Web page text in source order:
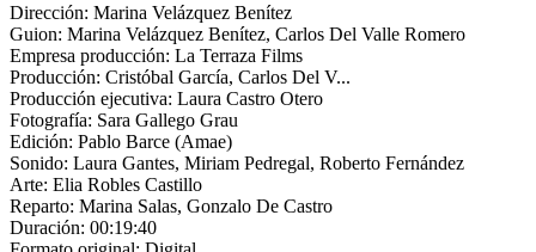
Dirección: Marina Velázquez Benítez
Guion: Marina Velázquez Benítez, Carlos Del Valle Romero
Empresa producción: La Terraza Films
Producción: Cristóbal García, Carlos Del V...
Producción ejecutiva: Laura Castro Otero
Fotografía: Sara Gallego Grau
Edición: Pablo Barce (Amae)
Sonido: Laura Gantes, Miriam Pedregal, Roberto Fernández
Arte: Elia Robles Castillo
Reparto: Marina Salas, Gonzalo De Castro
Duración: 00:19:40